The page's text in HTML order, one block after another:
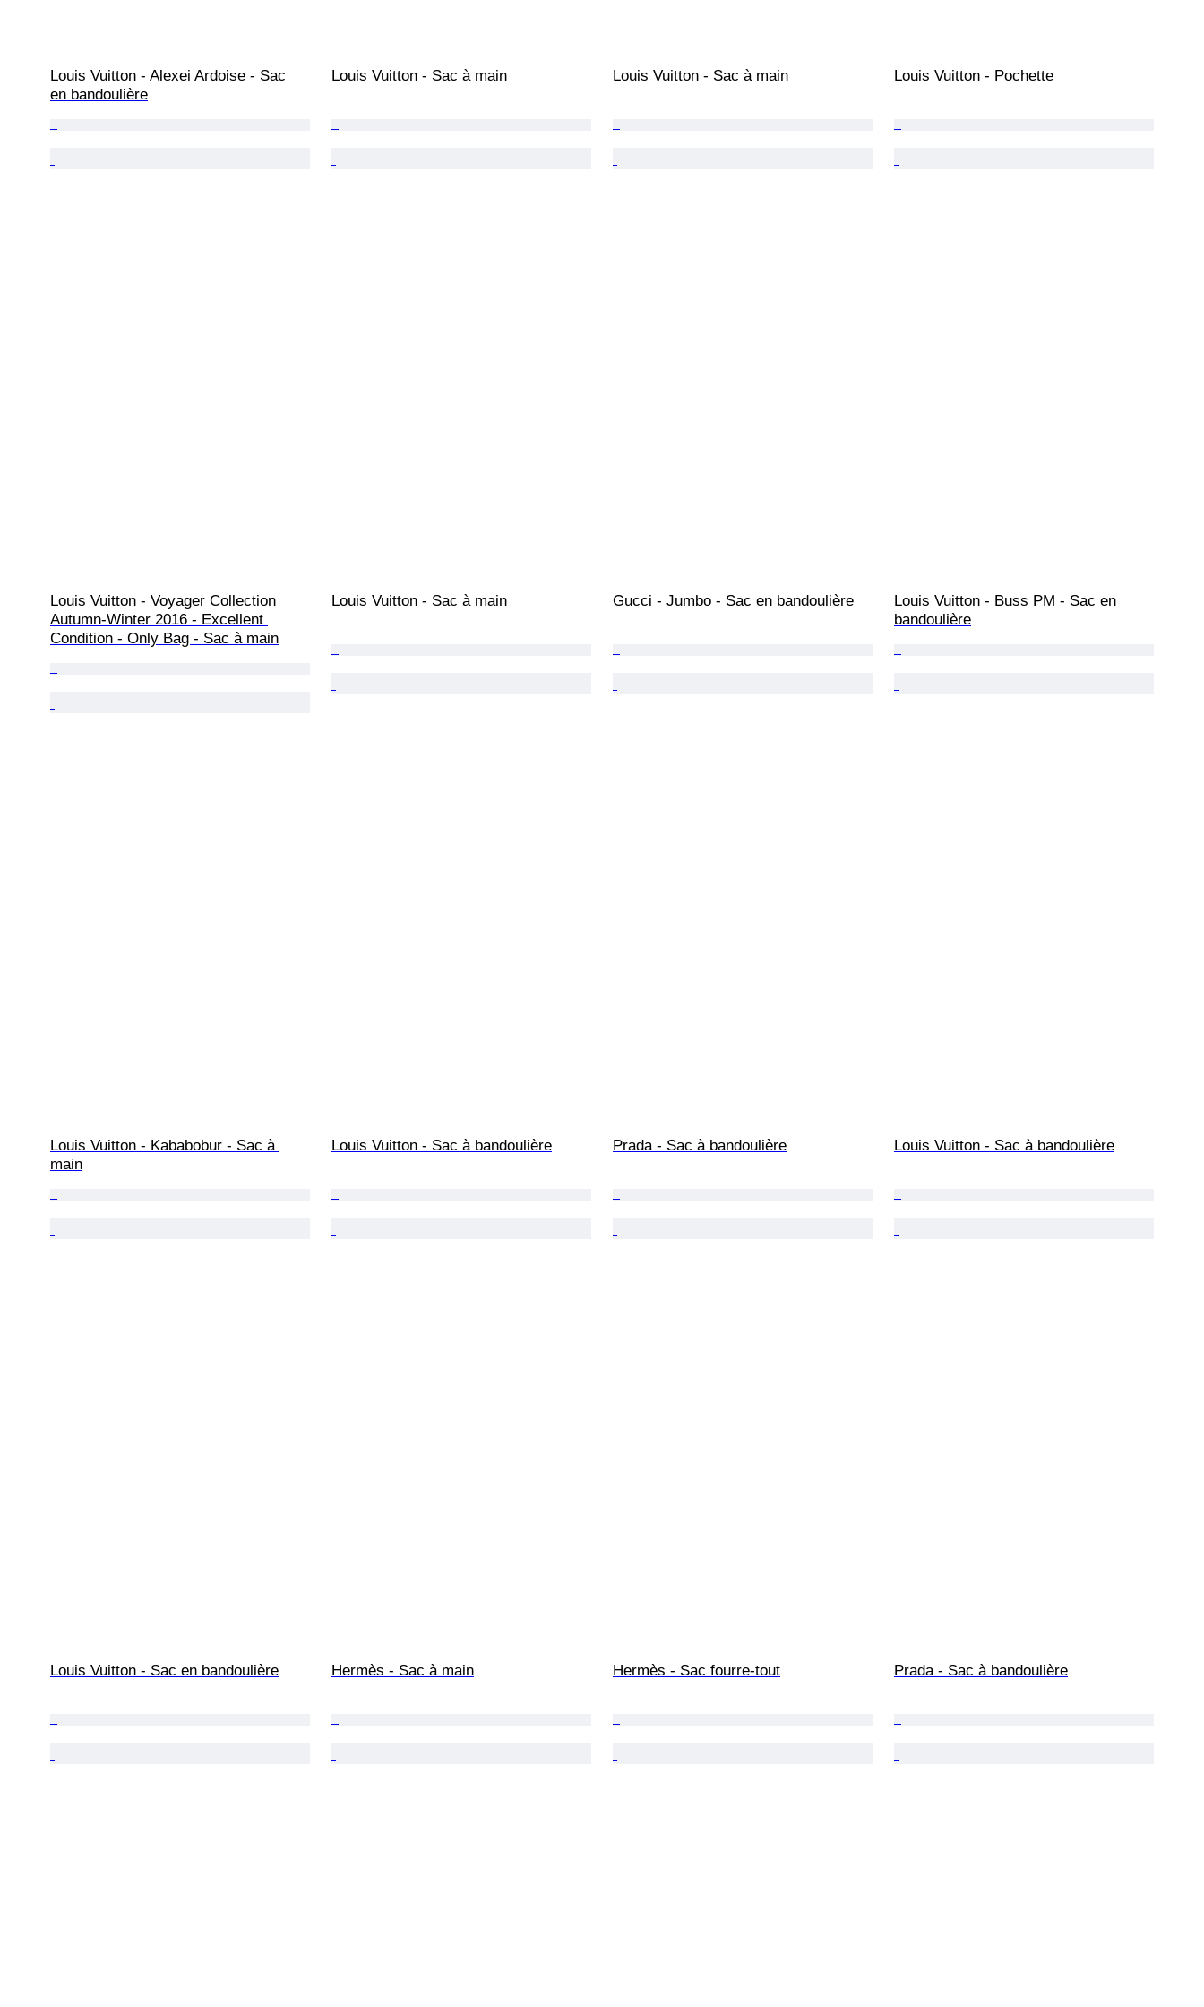
Louis Vuitton - Alexei Ardoise - Sac
en bandoulière
Louis Vuitton - Sac à main Louis Vuitton - Sac à main Louis Vuitton - Pochette
Louis Vuitton - Voyager Collection
Autumn-Winter 2016 - Excellent
Condition - Only Bag - Sac à main
Louis Vuitton - Sac à main Gucci - Jumbo - Sac en bandoulière
Louis Vuitton - Buss PM - Sac en
bandoulière
Louis Vuitton - Kababobur - Sac à
main
Louis Vuitton - Sac à bandoulière Prada - Sac à bandoulière Louis Vuitton - Sac à bandoulière
Louis Vuitton - Sac en bandoulière Hermès - Sac à main Hermès - Sac fourre-tout Prada - Sac à bandoulière